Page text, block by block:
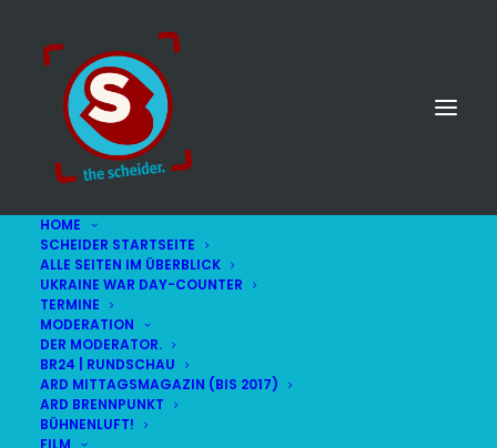
HOME
SCHEIDER STARTSEITE
ALLE SEITEN IM ÜBERBLICK
UKRAINE WAR DAY-COUNTER
TERMINE
MODERATION
DER MODERATOR.
BR24 | RUNDSCHAU
ARD MITTAGSMAGAZIN (BIS 2017)
ARD BRENNPUNKT
BÜHNENLUFT!
FILM